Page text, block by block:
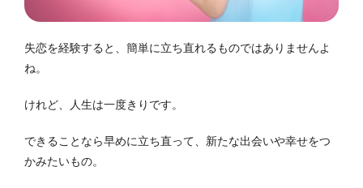
失恋を経験すると、簡単に立ち直れるものではありませんよ
ね。
けれど、人生は一度きりです。
できることなら早めに立ち直って、新たな出会いや幸せをつ
かみたいもの。